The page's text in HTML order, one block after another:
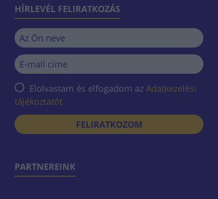
HÍRLEVÉL FELIRATKOZÁS
Elolvastam és elfogadom az Adatkezelési
tájékoztatót
FELIRATKOZOM
PARTNEREINK